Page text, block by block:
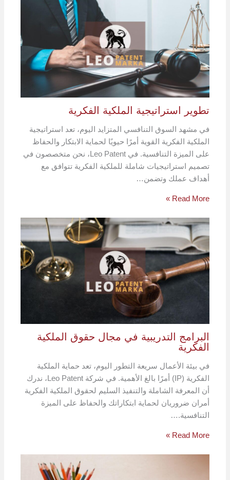
تطوير استراتيجية الملكية الفكرية
في مشهد السوق التنافسي المتزايد اليوم، تعد استراتيجية
الملكية الفكرية القوية أمرًا حيويًا لحماية الابتكار والحفاظ
على الميزة التنافسية. في Leo Patent، نحن متخصصون في
تصميم استراتيجيات شاملة للملكية الفكرية تتوافق مع
أهداف عملك وتضمن…
Read More »
البرامج التدريبية في مجال حقوق الملكية
الفكرية
في بيئة الأعمال سريعة التطور اليوم، تعد حماية الملكية
الفكرية (IP) أمرًا بالغ الأهمية. في شركة Leo Patent، ندرك
أن المعرفة الشاملة والتنفيذ السليم لحقوق الملكية الفكرية
أمران ضروريان لحماية ابتكاراتك والحفاظ على الميزة
التنافسية.…
Read More »